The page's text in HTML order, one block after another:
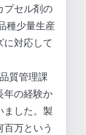
プセル剤の
種少量生産
に対応して
質管理課
年の経験か
ました。製
万という